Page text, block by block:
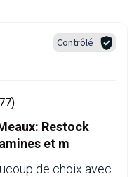
Contrôlé
Restock
et m
de choix avec